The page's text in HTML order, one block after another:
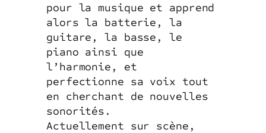
pour la musique et apprend
alors la batterie, la
guitare, la basse, le
piano ainsi que
l’harmonie, et
perfectionne sa voix tout
en cherchant de nouvelles
sonorités.
Actuellement sur scène,